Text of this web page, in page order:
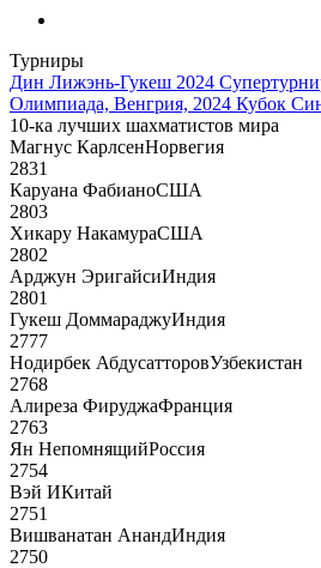
Турниры
Дин Лижэнь-Гукеш 2024
Олимпиада, Венгрия, 2024 Кубок
10-ка лучших шахматистов мира
Магнус КарлсенНорвегия
2831
Каруана ФабианоСША
2803
Хикару НакамураСША
2802
Арджун ЭригайсиИндия
2801
Гукеш ДоммараджуИндия
2777
Нодирбек АбдусатторовУзбекистан
2768
Алиреза ФируджаФранция
2763
Ян НепомнящийРоссия
2754
Вэй ИКитай
2751
Вишванатан АнандИндия
2750